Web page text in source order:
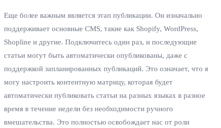
Еще более важным является этап публикации. Он изначально
поддерживает основные CMS, такие как Shopify, WordPress,
Shopline и другие. Подключитесь один раз, и последующие
статьи могут быть автоматически опубликованы, даже с
поддержкой запланированных публикаций. Это означает, что я
могу настроить контентную матрицу, которая будет
автоматически публиковать статьи на разных языках в разное
время в течение недели без необходимости ручного
вмешательства. Это полностью освобождает нас от роли